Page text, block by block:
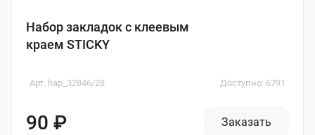
Набор закладок с клеевым
краем STICKY
Арт. hap_32846/28 Доступно: 6791
90 ₽ Заказать